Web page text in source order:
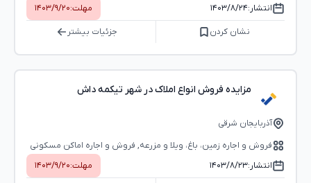
انتشار:۱۴۰۳/۸/۲۴ مهلت:۱۴۰۳/۹/۲۰
نشان کردن جزئیات بیشتر
مزایده فروش انواع املاک در شهر تیکمه داش
آذربایجان شرقی
فروش و اجاره زمین، باغ، ویلا و مزرعه, فروش و اجاره اماکن مسکونی
(ملک و ساختمان), فروش و اجاره اماکن اداری-تجاری (بوفه، استخر و...)
انتشار:۱۴۰۳/۸/۲۳ مهلت:۱۴۰۳/۹/۲۰